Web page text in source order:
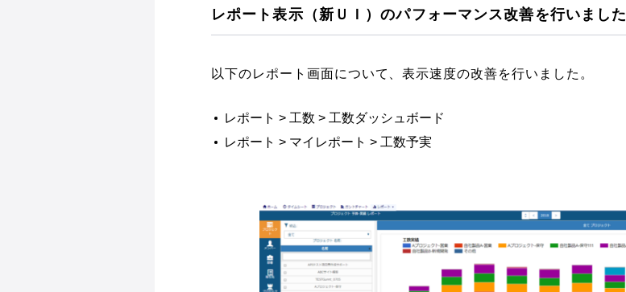
レポート表示（新ＵＩ）のパフォーマンス改善を行いました
以下のレポート画面について、表示速度の改善を行いました。
レポート > 工数 > 工数ダッシュボード
レポート > マイレポート > 工数予実